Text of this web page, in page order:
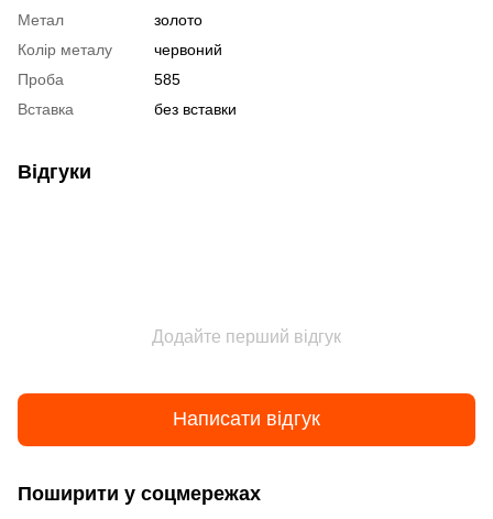
Метал
золото
Колір металу
червоний
Проба
585
Вставка
без вставки
Відгуки
Додайте перший відгук
Написати відгук
Поширити у соцмережах